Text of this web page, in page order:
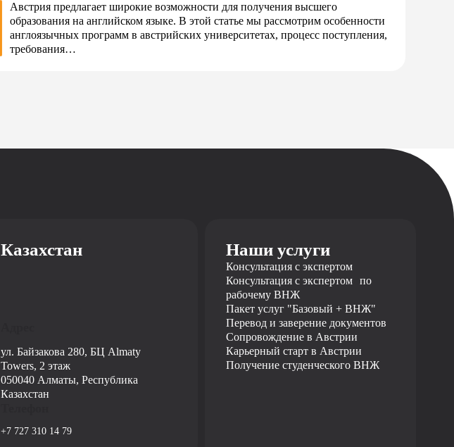
Австрия предлагает широкие возможности для получения высшего
образования на английском языке. В этой статье мы рассмотрим особенности
англоязычных программ в австрийских университетах, процесс поступления,
требования…
Казахстан
ул. Байзакова 280, БЦ Almaty
Towers, 2 этаж
050040 Алматы, Республика
Казахстан
+7 727 310 14 79
Наши услуги
Консультация с экспертом
Консультация с экспертом по
рабочему ВНЖ
Пакет услуг "Базовый + ВНЖ"
Перевод и заверение документов
Сопровождение в Австрии
Карьерный старт в Австрии
Получение студенческого ВНЖ